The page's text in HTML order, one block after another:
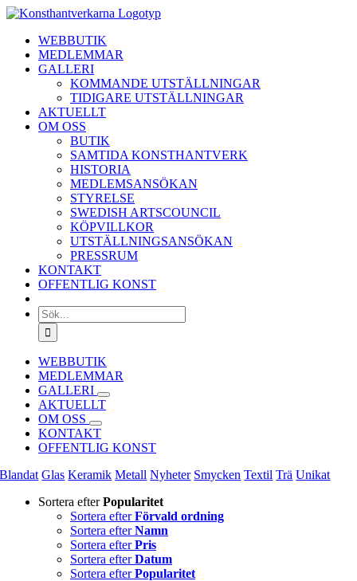
Fortsätt
innehålletWEBBUTIK
MEDLEMMAR
GALLERI
KOMMANDE UTSTÄLLNINGAR
TIDIGARE UTSTÄLLNINGAR
AKTUELLT
OM OSS
BUTIK
SAMTIDA KONSTHANTVERK
HISTORIA
MEDLEMSANSÖKAN
STYRELSE
SWEDISH ARTSCOUNCIL
KÖPVILLKOR
UTSTÄLLNINGSANSÖKAN
PRESSRUM
KONTAKT
OFFENTLIG KONST
Sök
efter:
WEBBUTIK
MEDLEMMAR
GALLERI
AKTUELLT
OM OSS
KONTAKT
OFFENTLIG KONST
Blandat Glas Keramik Metall Nyheter Smycken Textil Trä Unikat
Sortera efterPopularitet
Sortera efterFörvald ordning
Sortera efterNamn
Sortera efterPris
Sortera efterDatum
Sortera efterPopularitet